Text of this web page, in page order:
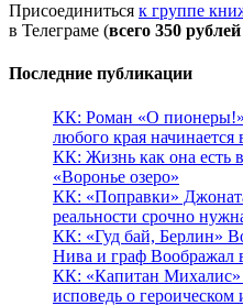
Присоединиться к группе
в Телеграме (всего 350 рублей
Последние публикации
КК: Роман «О
любого края начинается
КК: Жизнь как она есть
«Воронье озеро»
КК: «Поправки»
реальности срочно
КК: «Гуд бай, Берлин»
Нива и граф Воображал
КК: «Капитан Михалис»
исповедь о героическом